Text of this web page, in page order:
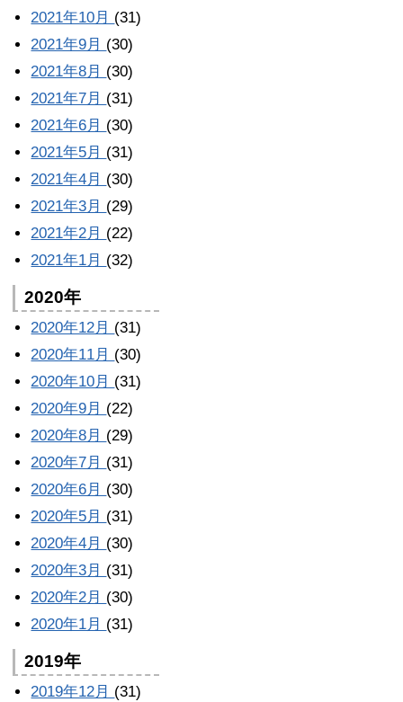
2021年10月 (31)
2021年9月 (30)
2021年8月 (30)
2021年7月 (31)
2021年6月 (30)
2021年5月 (31)
2021年4月 (30)
2021年3月 (29)
2021年2月 (22)
2021年1月 (32)
2020年
2020年12月 (31)
2020年11月 (30)
2020年10月 (31)
2020年9月 (22)
2020年8月 (29)
2020年7月 (31)
2020年6月 (30)
2020年5月 (31)
2020年4月 (30)
2020年3月 (31)
2020年2月 (30)
2020年1月 (31)
2019年
2019年12月 (31)